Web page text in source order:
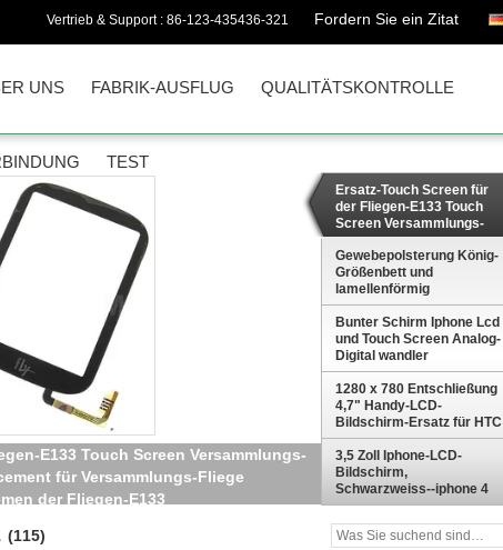
Vertrieb & Support : 86-123-435436-321 Fordern Sie ein Zitat
UNS FABRIK-AUSFLUG QUALITÄTSKONTROLLE
TEST
und lamellenförmig angeordnete
mit Gepäckkabinett
Ersatz-Touch Screen für
der Fliegen-E133 Touch
Screen Versammlungs-
der Fliegen-
E134Replacement für
Versammlungs-Fliege
E134Replacemen der
Fliegen-E133
Gewebepolsterung König-
Größenbett und
lamellenförmig
angeordnete hölzerne
Schreibtischtabellen mit
Gepäckkabinett
Bunter Schirm Iphone Lcd
und Touch Screen Analog-
Digital wandler
Versammlung für Iphone6
6plus 5
1280 x 780 Entschließung
4,7" Handy-LCD-
Bildschirm-Ersatz für HTC
eins X
3,5 Zoll Iphone-LCD-
Bildschirm,
Schwarzweiss--iphone 4
lcd-Schirm und Analog-
Digital wandler
Versammlung
(115)